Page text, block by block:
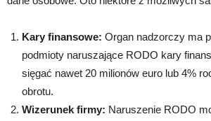
Kary finansowe: Organ nadzorczy ma
podmioty naruszające RODO kary
sięgać nawet 20 milionów euro lub 4%
obrotu.
Wizerunek firmy: Naruszenie RODO